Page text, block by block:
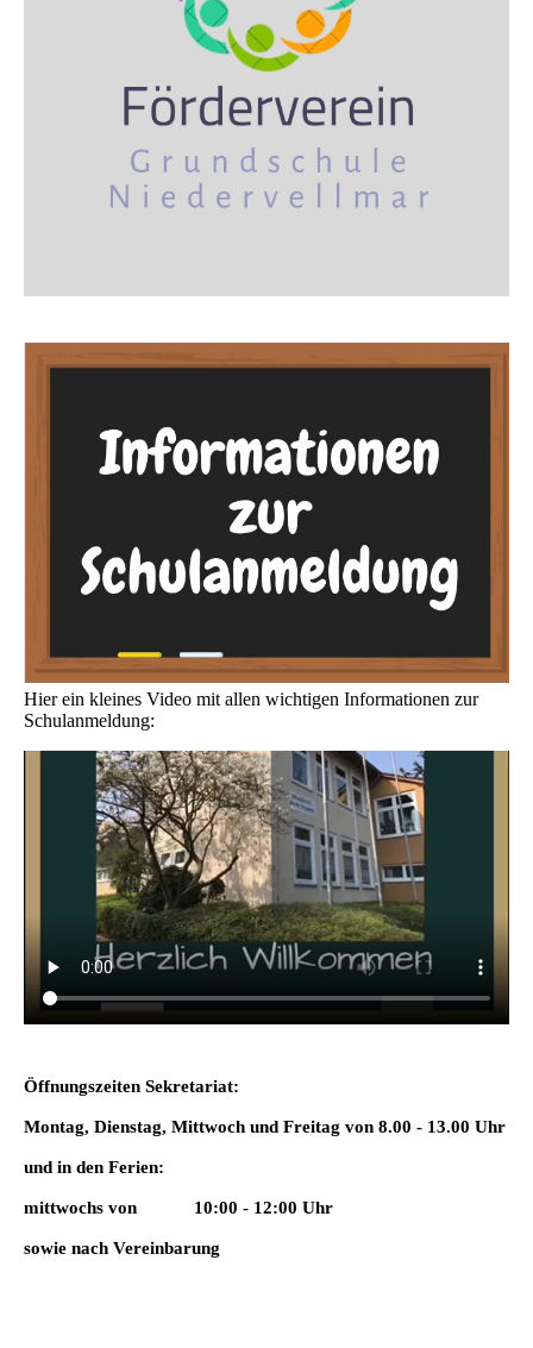
Hier ein kleines Video mit allen wichtigen Informationen zur
Schulanmeldung:
Öffnungszeiten Sekretariat:
Montag, Dienstag, Mittwoch und Freitag von 8.00 - 13.00 Uhr
und in den Ferien:
mittwochs von 10:00 - 12:00 Uhr
sowie nach Vereinbarung